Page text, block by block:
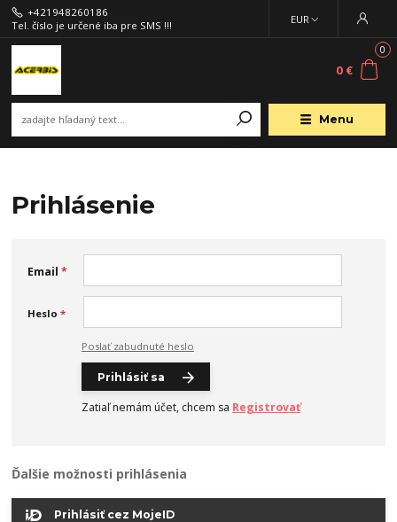
Menu
EUR
+421948260186
Tel. číslo je určené iba pre SMS !!!
0
0 €
Prihlásenie
Email *
Heslo *
Poslať zabudnuté heslo
Prihlásiť sa
Zatiaľ nemám účet, chcem sa Registrovať
Ďalšie možnosti prihlásenia
Prihlásiť cez MojeID